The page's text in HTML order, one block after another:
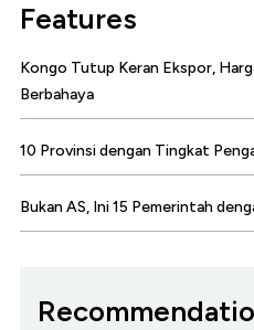
Features
Kongo Tutup Keran Ekspor,
Berbahaya
10 Provinsi dengan Tingkat
Bukan AS, Ini 15 Pemerintah